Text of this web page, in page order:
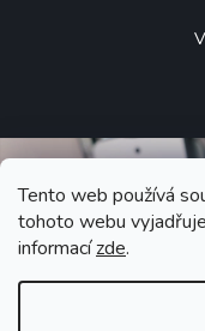
Tento web používá
tohoto webu
informacízde.